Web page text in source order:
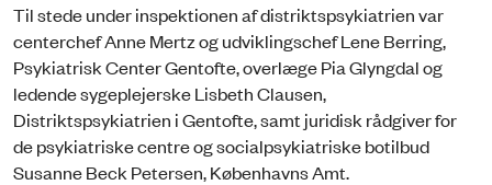
Til stede under inspektionen af distriktspsykiatrien var
centerchef Anne Mertz og udviklingschef Lene Berring,
Psykiatrisk Center Gentofte, overlæge Pia Glyngdal og
ledende sygeplejerske Lisbeth Clausen,
Distriktspsykiatrien i Gentofte, samt juridisk rådgiver for
de psykiatriske centre og socialpsykiatriske botilbud
Susanne Beck Petersen, Københavns Amt.